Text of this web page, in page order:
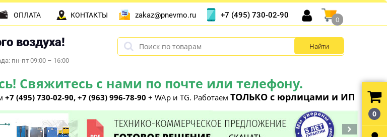
воздуха!
пн-пт 09:00 – 16:00
Свяжитесь с нами по почте или телефону.
+7 (495) 730-02-90, +7 (963) 996-78-90 + WAp и TG. Работаем ТОЛЬКО с юрлицами и ИП
ОПЛАТА КОНТАКТЫ zakaz@pnevmo.ru +7 (495) 730-02-90
0
0